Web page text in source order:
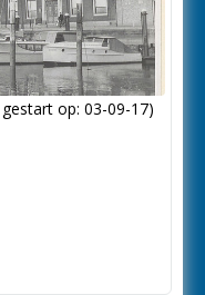
op: 03-09-17)